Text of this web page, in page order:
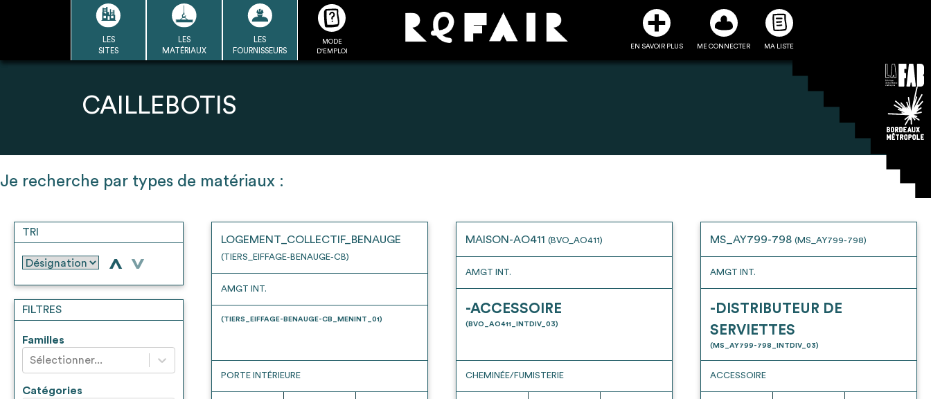
LES
SITES
LES
MATÉRIAUX
LES
FOURNISSEURS
MODE
D'EMPLOI
EN SAVOIR PLUS ME CONNECTER MA LISTE
LA DÉMARCHE
LA BASE
DU RÉEMPLOI
Ressources de chaque
Transmettre sa liste de
les matériaux sélectionnés
un outil d’aide à la conception
modalités et stratégies de
* Attention, l’ajout des matériaux à sa liste et son envoi ne vaut aucunement réservation.
CAILLEBOTIS
Je recherche par types de matériaux :
TRI
> >
FILTRES
Familles
Sélectionner...
Catégories
LOGEMENT_COLLECTIF_BENAUGE
(TIERS_EIFFAGE-BENAUGE-CB)
AMGT INT.
(TIERS_EIFFAGE-BENAUGE-CB_MENINT_01)
PORTE INTÉRIEURE
MAISON-AO411 (BVO_AO411)
AMGT INT.
-ACCESSOIRE
(BVO_AO411_INTDIV_03)
CHEMINÉE/FUMISTERIE
MS_AY799-798 (MS_AY799-798)
AMGT INT.
-DISTRIBUTEUR DE
SERVIETTES
(MS_AY799-798_INTDIV_03)
ACCESSOIRE